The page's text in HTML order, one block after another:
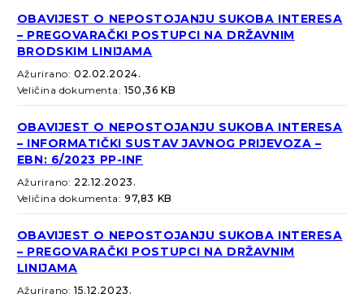
OBAVIJEST O NEPOSTOJANJU SUKOBA INTERESA
– PREGOVARAČKI POSTUPCI NA DRŽAVNIM
BRODSKIM LINIJAMA
Ažurirano:02.02.2024.
Veličina dokumenta:150,36 KB
OBAVIJEST O NEPOSTOJANJU SUKOBA INTERESA
– INFORMATIČKI SUSTAV JAVNOG PRIJEVOZA –
EBN: 6/2023 PP-INF
Ažurirano: 22.12.2023.
Veličina dokumenta:97,83 KB
OBAVIJEST O NEPOSTOJANJU SUKOBA INTERESA
– PREGOVARAČKI POSTUPCI NA DRŽAVNIM
LINIJAMA
Ažurirano:15.12.2023.